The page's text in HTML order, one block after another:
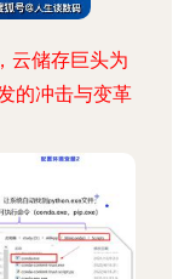
云储存巨头为
的冲击与变革